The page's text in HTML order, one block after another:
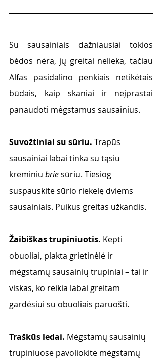
Su sausainiais dažniausiai tokios
bėdos nėra, jų greitai nelieka, tačiau
Alfas pasidalino penkiais netikėtais
būdais, kaip skaniai ir neįprastai
panaudoti mėgstamus sausainius.
Suvožtiniai su sūriu. Trapūs
sausainiai labai tinka su tąsiu
kreminiu brie sūriu. Tiesiog
suspauskite sūrio riekelę dviems
sausainiais. Puikus greitas užkandis.
Žaibiškas trupiniuotis. Kepti
obuoliai, plakta grietinėlė ir
mėgstamų sausainių trupiniai – tai ir
viskas, ko reikia labai greitam
gardėsiui su obuoliais paruošti.
Traškūs ledai. Mėgstamų sausainių
trupiniuose pavoliokite mėgstamų